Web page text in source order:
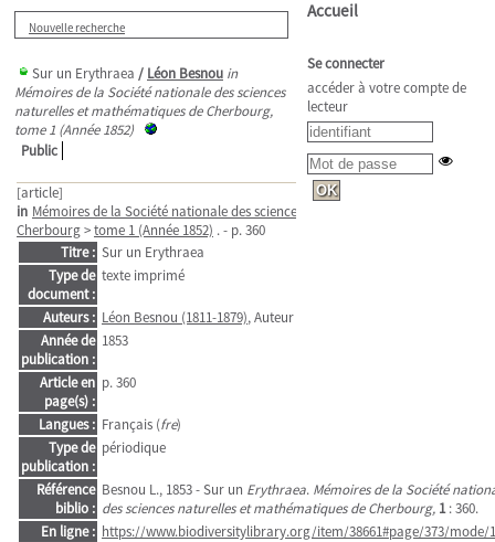
Nouvelle recherche
Sur un Erythraea / Léon Besnou in
Mémoires de la Société nationale des sciences
naturelles et mathématiques de Cherbourg,
tome 1 (Année 1852)
Public
[article]
in Mémoires de la Société nationale des sciences naturelles et mathématiques de
Cherbourg>tome 1 (Année 1852) . - p. 360
Titre : Sur un Erythraea
Type de
document :
texte imprimé
Auteurs : Léon Besnou (1811-1879), Auteur
Année de
publication :
1853
Article en
page(s) :
p. 360
Langues : Français (fre)
Type de
publication :
périodique
Référence
biblio :
Besnou L., 1853 - Sur un Erythraea. Mémoires de la Société
des sciences naturelles et mathématiques de Cherbourg, 1: 360.
En ligne : https://www.biodiversitylibrary.org/item/38661#page/373/mode/
Accueil
Se connecter
accéder à votre compte de
lecteur